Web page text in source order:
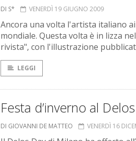
DI S* VENERDÌ 19 GIUGNO 2009
Ancora una volta l'artista italiano
mondiale. Questa volta è in lizza
rivista", con l'illustrazione
LEGGI
Festa d’inverno al
DI GIOVANNI DE MATTEO VENERDÌ 16